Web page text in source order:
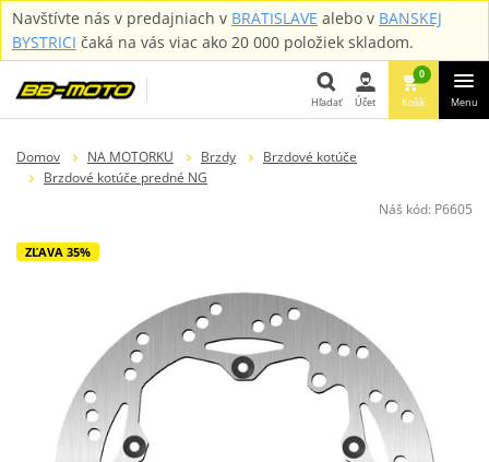
Navštívte nás v predajniach v BRATISLAVE alebo v BANSKEJ
BYSTRICI čaká na vás viac ako 20 000 položiek skladom.
Hľadať Účet
0
Košík Menu
Domov NA MOTORKU Brzdy
Brzdové kotúče
Brzdové kotúče predné NG
Náš kód: P6605
ZĽAVA 35%